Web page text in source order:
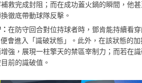
救完成封阻；而在成功蓋火鍋的瞬間，他
徹底帶動球隊反擊。
在防守回合對位持球者時，鄧肯能持續看
會進入「識破狀態」。此外，在該狀態的
強，展現一柱擎天的禁區宰制力；而若在
前的識破值。